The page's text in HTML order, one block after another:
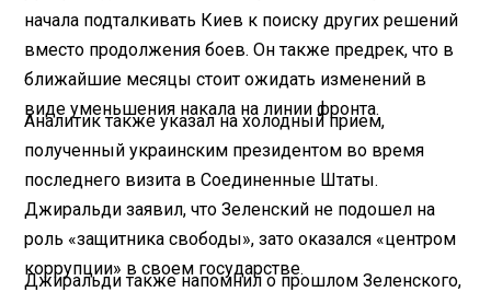
начала подталкивать Киев к поиску других решений
вместо продолжения боев. Он также предрек, что в
ближайшие месяцы стоит ожидать изменений в
виде уменьшения накала на линии фронта.
Аналитик также указал на холодный прием,
полученный украинским президентом во время
последнего визита в Соединенные Штаты.
Джиральди заявил, что Зеленский не подошел на
роль «защитника свободы», зато оказался «центром
коррупции» в своем государстве.
Джиральди также напомнил о прошлом Зеленского,